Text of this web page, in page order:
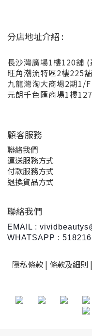
分店地址介紹 :
長沙灣廣場1樓120舖
旺角潮流特區2樓225
九龍灣淘大商場2期1/
元朗千色匯商場1樓
顧客服務
聯絡我們
運送服務方式
付款服務方式
退換貨品方式
聯絡我們
EMAIL :
WHATSAPP :
隱私條款 | 條款及細則